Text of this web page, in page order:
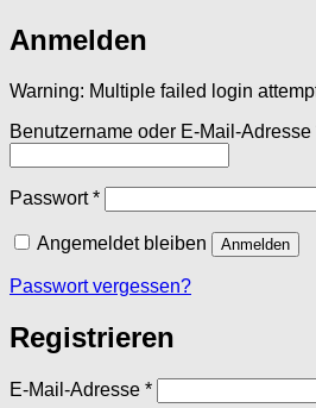
Anmelden
Warning: Multiple failed login
Benutzername oder E-Mail-Adresse
Passwort*Erforderlich
Angemeldet bleiben Anmelden
Passwort vergessen?
Registrieren
E-Mail-Adresse *Erforderlich